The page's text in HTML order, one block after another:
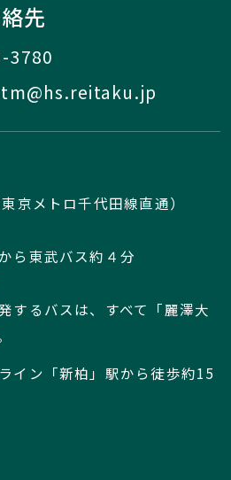
先
3780
京メトロ千代田線直通）
ら東武バス約４分
するバスは、すべて「麗澤大
イン「新柏」駅から徒歩約15